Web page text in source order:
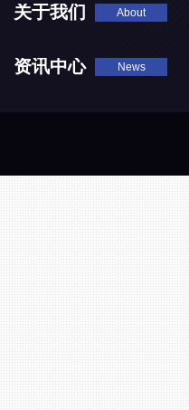
关于我们 About
资讯中心 News